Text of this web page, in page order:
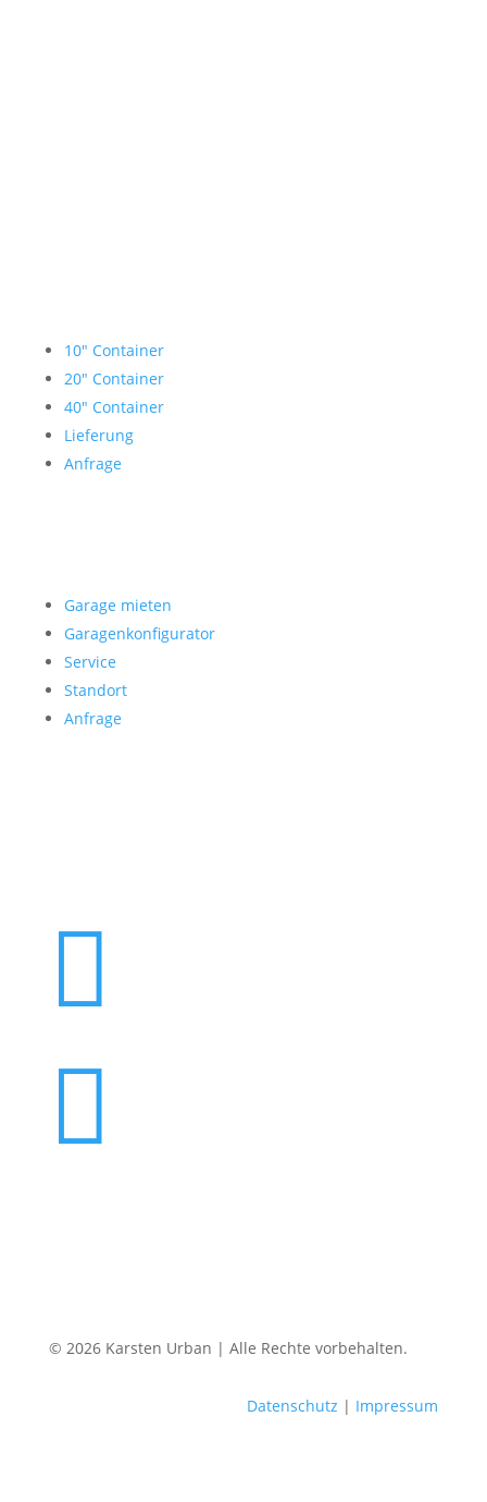
10″ Container
20″ Container
40″ Container
Lieferung
Anfrage
Garage mieten
Garagenkonfigurator
Service
Standort
Anfrage


© 2026 Karsten Urban | Alle Rechte vorbehalten.
Datenschutz | Impressum